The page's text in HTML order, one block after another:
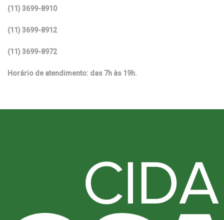
(11) 3699-8910
(11) 3699-8912
(11) 3699-8972
Horário de atendimento: das 7h às 19h.